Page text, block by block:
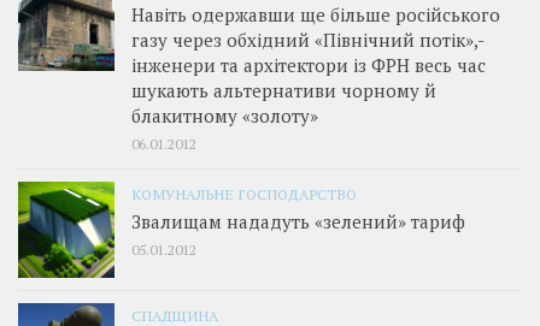
Навіть одержавши ще більше російського
газу через обхідний «Північний потік»,­
інженери та архітектори із ФРН весь час
шукають альтернативи чорному й
блакитному «золоту»
06.01.2012
КОМУНАЛЬНЕ ГОСПОДАРСТВО
Звалищам нададуть «зелений» тариф
05.01.2012
СПАДЩИНА